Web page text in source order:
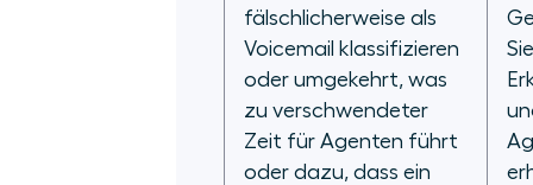
fälschlicherweise als
Voicemail klassifizieren
oder umgekehrt, was
zu verschwendeter
Zeit für Agenten führt
oder dazu, dass ein